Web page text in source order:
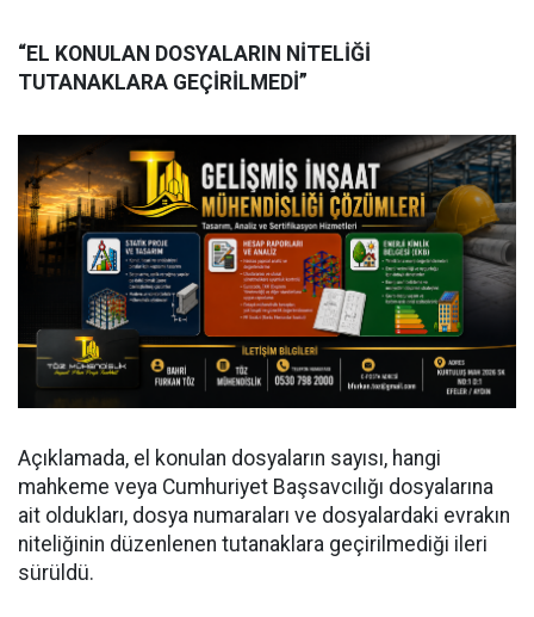
“EL KONULAN DOSYALARIN NİTELİĞİ
TUTANAKLARA GEÇİRİLMEDİ”
Açıklamada, el konulan dosyaların sayısı, hangi
mahkeme veya Cumhuriyet Başsavcılığı dosyalarına
ait oldukları, dosya numaraları ve dosyalardaki evrakın
niteliğinin düzenlenen tutanaklara geçirilmediği ileri
sürüldü.